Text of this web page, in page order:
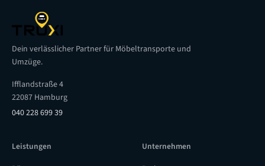
Dein verlässlicher Partner für Möbeltransporte und
Umzüge.
Ifflandstraße 4
22087 Hamburg
040 228 699 39
Leistungen Unternehmen